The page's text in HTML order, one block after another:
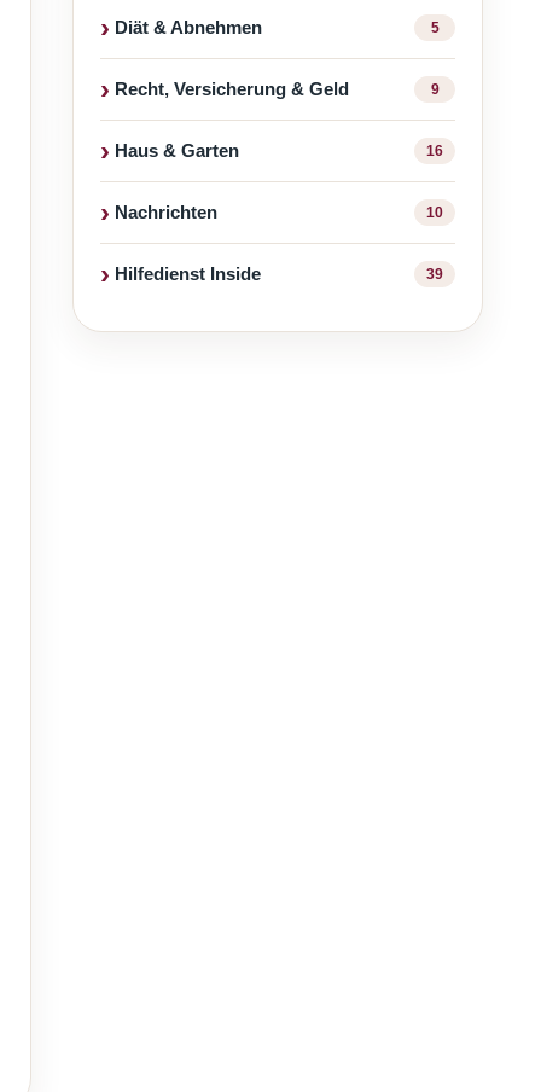
Diät & Abnehmen 5
Recht, Versicherung & Geld 9
Haus & Garten 16
Nachrichten 10
Hilfedienst Inside 39